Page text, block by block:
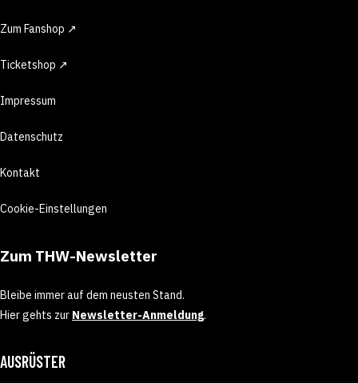
Zum Fanshop ↗
Ticketshop ↗
Impressum
Datenschutz
Kontakt
Cookie-Einstellungen
Zum THW-Newsletter
Bleibe immer auf dem neusten Stand.
Hier gehts zur Newsletter-Anmeldung.
AUSRÜSTER